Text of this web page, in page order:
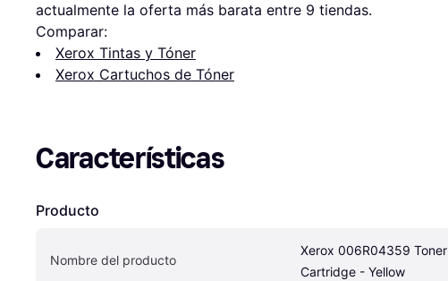
actualmente la oferta más barata entre 9 tiendas.
Comparar:
Xerox Tintas y Tóner
Xerox Cartuchos de Tóner
Características
Producto
Nombre del producto
Xerox 006R04359 Toner
Cartridge - Yellow